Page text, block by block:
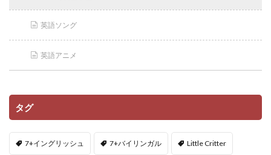
英語ソング
英語アニメ
タグ
7+イングリッシュ 7+バイリンガル Little Critter